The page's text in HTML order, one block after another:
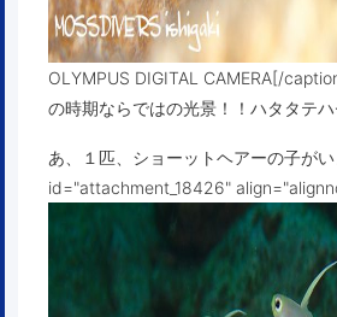
OLYMPUS DIGITAL CAMERA[/
の時期ならではの光景！！ハタタテ
あ、１匹、ショーットヘアーの子が
id="attachment_18426"